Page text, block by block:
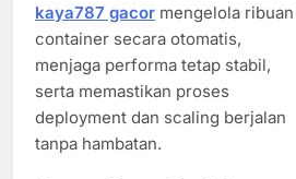
kaya787 gacor mengelola ribuan
container secara otomatis,
menjaga performa tetap stabil,
serta memastikan proses
deployment dan scaling berjalan
tanpa hambatan.